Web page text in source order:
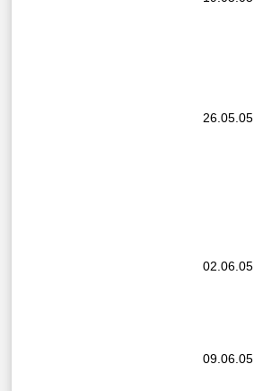
26.05.05
02.06.05
09.06.05